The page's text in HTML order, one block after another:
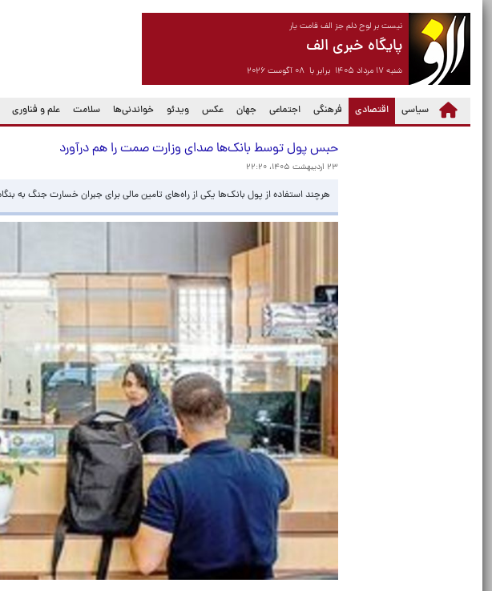
نیست بر لوح دلم جز الف قامت یار
پایگاه خبری الف
شنبه ۱۷ مرداد ۱۴۰۵ برابر با ۰۸ آگوست ۲۰۲۶
سیاسی اقتصادی
(current) فرهنگی اجتماعی جهان عکس ویدئو خواندنی‌ها سلامت علم و فناوری
حبس پول توسط بانک‌ها صدای وزارت صمت را هم درآورد
۲۳ اردیبهشت ۱۴۰۵، ۲۲:۲۰
هرچند استفاده از پول بانک‌ها یکی از راه‌های تامین مالی برای جبران خسارت جنگ به